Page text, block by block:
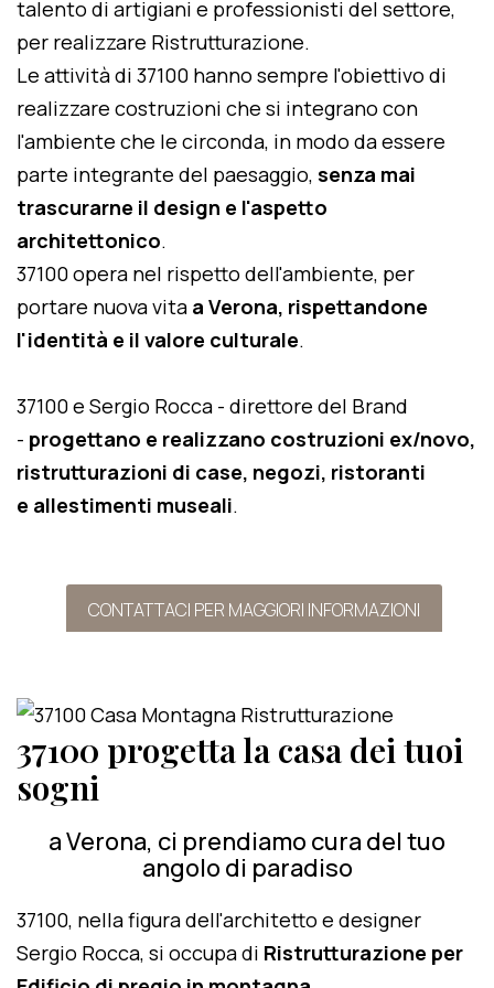
talento di artigiani e professionisti del settore,
per realizzare Ristrutturazione.
Le attività di 37100 hanno sempre l'obiettivo di
realizzare costruzioni che si integrano con
l'ambiente che le circonda, in modo da essere
parte integrante del paesaggio, senza mai
trascurarne il design e l'aspetto
architettonico.
37100 opera nel rispetto dell'ambiente, per
portare nuova vita a Verona, rispettandone
l'identità e il valore culturale.
37100 e Sergio Rocca - direttore del Brand
- progettano e realizzano costruzioni ex/novo,
ristrutturazioni di case, negozi, ristoranti
e allestimenti museali.
CONTATTACI PER MAGGIORI INFORMAZIONI
37100 progetta la casa dei tuoi
sogni
a Verona, ci prendiamo cura del tuo
angolo di paradiso
37100, nella figura dell'architetto e designer
Sergio Rocca, si occupa di Ristrutturazione per